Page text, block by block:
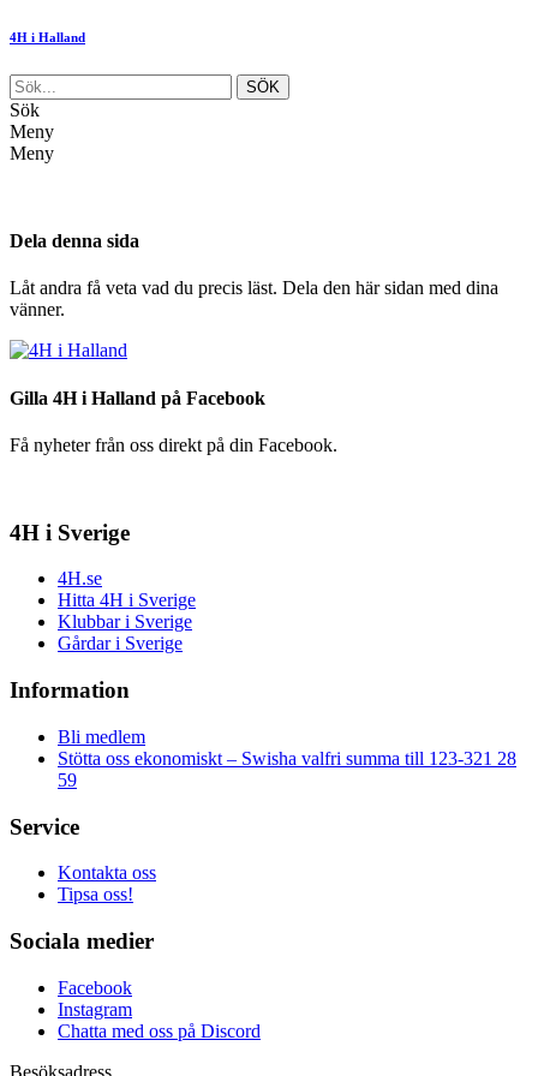
4H i Halland
Sök
Meny
Meny
Dela denna sida
Låt andra få veta vad du precis läst. Dela den här sidan med dina
vänner.
Gilla 4H i Halland på Facebook
Få nyheter från oss direkt på din Facebook.
4H i Sverige
4H.se
Hitta 4H i Sverige
Klubbar i Sverige
Gårdar i Sverige
Information
Bli medlem
Stötta oss ekonomiskt – Swisha valfri summa till 123-321 28
59
Service
Kontakta oss
Tipsa oss!
Sociala medier
Facebook
Instagram
Chatta med oss på Discord
Besöksadress